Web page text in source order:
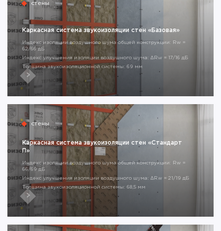
стены
Каркасная система звукоизоляции стен «Базовая»
Индекс изоляции воздушного шума общей конструкции: Rw =
62/66 дБ
Индекс улучшения изоляции воздушного шума: ΔRw = 17/16 дБ
Толщина звукоизоляционной системы: 69 мм
стены
Каркасная система звукоизоляции стен «Стандарт
П»
Индекс изоляции воздушного шума общей конструкции: Rw =
66/69 дБ
Индекс улучшения изоляции воздушного шума: ΔRw = 21/19 дБ
Толщина звукоизоляционной системы: 68,5 мм